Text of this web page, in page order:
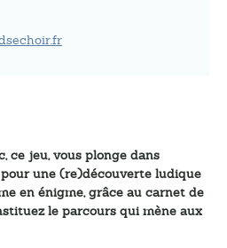
ce jeu, vous plonge dans
une (re)découverte ludique
en énigme, grâce au carnet de
le parcours qui mène aux